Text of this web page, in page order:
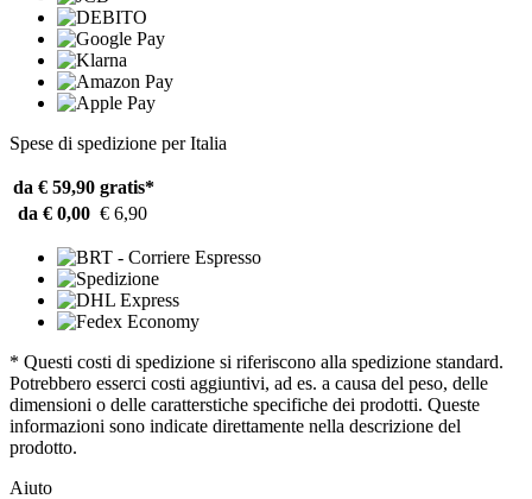
Spese di spedizione per Italia
da € 59,90 gratis*
da € 0,00 € 6,90
* Questi costi di spedizione si riferiscono alla spedizione standard.
Potrebbero esserci costi aggiuntivi, ad es. a causa del peso, delle
dimensioni o delle caratterstiche specifiche dei prodotti. Queste
informazioni sono indicate direttamente nella descrizione del
prodotto.
Aiuto